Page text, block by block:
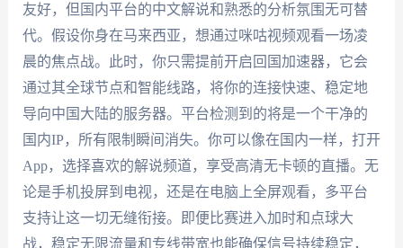
友好，但国内平台的中文解说和熟悉的分析氛围无可替
代。假设你身在马来西亚，想通过咪咕视频观看一场凌
晨的焦点战。此时，你只需提前开启回国加速器，它会
通过其全球节点和智能线路，将你的连接快速、稳定地
导向中国大陆的服务器。平台检测到的将是一个干净的
国内IP，所有限制瞬间消失。你可以像在国内一样，打开
App，选择喜欢的解说频道，享受高清无卡顿的直播。无
论是手机投屏到电视，还是在电脑上全屏观看，多平台
支持让这一切无缝衔接。即便比赛进入加时和点球大
战，稳定无限流量和专线带宽也能确保信号持续稳定，